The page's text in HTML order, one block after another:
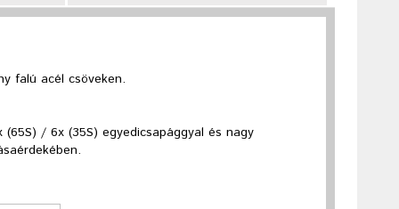
falú acél csöveken.
/ 6x (35S) egyedicsapággyal és nagy